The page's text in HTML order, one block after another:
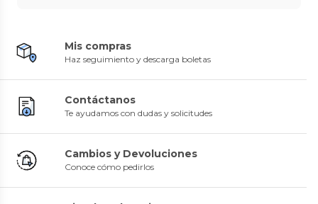
Mis compras
Haz seguimiento y descarga boletas
Contáctanos
Te ayudamos con dudas y solicitudes
Cambios y Devoluciones
Conoce cómo pedirlos